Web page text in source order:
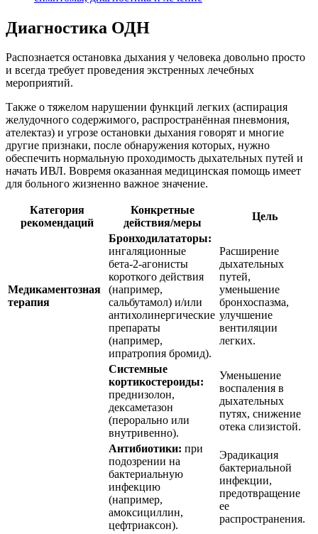
Диагностика ОДН
Распознается остановка дыхания у человека довольно просто
и всегда требует проведения экстренных лечебных
мероприятий.
Также о тяжелом нарушении функций легких (аспирация
желудочного содержимого, распространённая пневмония,
ателектаз) и угрозе остановки дыхания говорят и многие
другие признаки, после обнаружения которых, нужно
обеспечить нормальную проходимость дыхательных путей и
начать ИВЛ. Вовремя оказанная медицинская помощь имеет
для больного жизненно важное значение.
Категория
рекомендаций
Конкретные
действия/меры
Цель
Медикаментозная
терапия
Бронходилататоры:
ингаляционные
бета-2-агонисты
короткого действия
(например,
сальбутамол) и/или
антихолинергические
препараты
(например,
ипратропия бромид).
Расширение
дыхательных
путей,
уменьшение
бронхоспазма,
улучшение
вентиляции
легких.
Системные
кортикостероиды:
преднизолон,
дексаметазон
(перорально или
внутривенно).
Уменьшение
воспаления в
дыхательных
путях, снижение
отека слизистой.
Антибиотики: при
подозрении на
бактериальную
инфекцию
(например,
амоксициллин,
цефтриаксон).
Эрадикация
бактериальной
инфекции,
предотвращение
ее
распространения.